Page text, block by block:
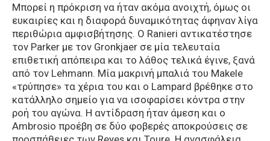
Μπορεί η πρόκριση να ήταν ακόμα ανοιχτή, όμως οι
ευκαιρίες και η διαφορά δυναμικότητας άφηναν λίγα
περιθώρια αμφισβήτησης. Ο Ranieri αντικατέστησε
τον Parker με τον Gronkjaer σε μία τελευταία
επιθετική απόπειρα και το λάθος τελικά έγινε, ξανά
από τον Lehmann. Μία μακρινή μπαλιά του Makele
«τρύπησε» τα χέρια του και ο Lampard βρέθηκε στο
κατάλληλο σημείο για να ισοφαρίσει κόντρα στην
ροή του αγώνα. Η αντίδραση ήταν άμεση και ο
Ambrosio προέβη σε δύο φοβερές αποκρούσεις σε